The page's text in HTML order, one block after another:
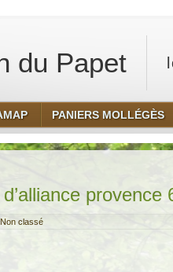
du Papet
PANIERS MOLLÉGÈS
provence
Non classé